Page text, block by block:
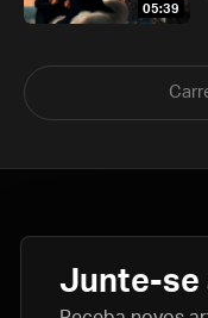
05:39
Junte-se